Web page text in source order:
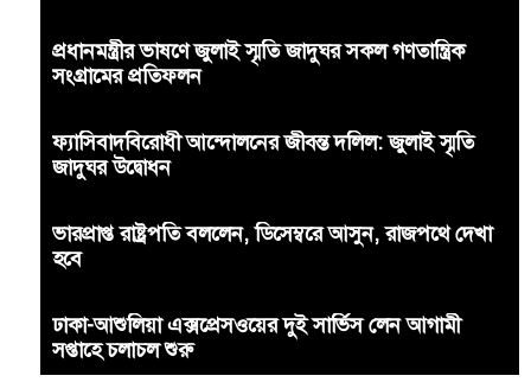
প্রধানমন্ত্রীর ভাষণে জুলাই স্মৃতি জাদুঘর সকল গণতান্ত্রিক
সংগ্রামের প্রতিফলন
ফ্যাসিবাদবিরোধী আন্দোলনের জীবন্ত দলিল: জুলাই স্মৃতি
জাদুঘর উদ্বোধন
ভারপ্রাপ্ত রাষ্ট্রপতি বললেন, ডিসেম্বরে আসুন, রাজপথে দেখা
হবে
ঢাকা-আশুলিয়া এক্সপ্রেসওয়ের দুই সার্ভিস লেন আগামী
সপ্তাহে চলাচল শুরু